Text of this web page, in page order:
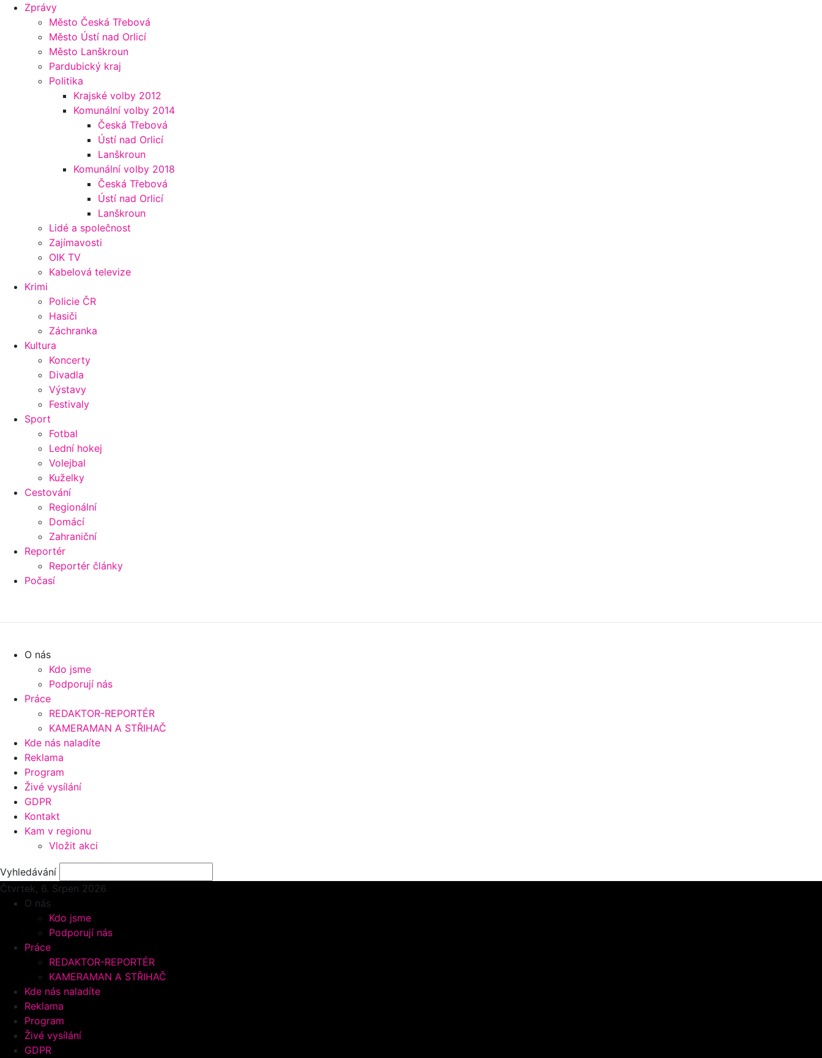
Zprávy
Město Česká Třebová
Město Ústí nad Orlicí
Město Lanškroun
Pardubický kraj
Politika
Krajské volby 2012
Komunální volby 2014
Česká Třebová
Ústí nad Orlicí
Lanškroun
Komunální volby 2018
Česká Třebová
Ústí nad Orlicí
Lanškroun
Lidé a společnost
Zajímavosti
OIK TV
Kabelová televize
Krimi
Policie ČR
Hasiči
Záchranka
Kultura
Koncerty
Divadla
Výstavy
Festivaly
Sport
Fotbal
Lední hokej
Volejbal
Kuželky
Cestování
Regionální
Domácí
Zahraniční
Reportér
Reportér články
Počasí
O nás
Kdo jsme
Podporují nás
Práce
REDAKTOR-REPORTÉR
KAMERAMAN A STŘIHAČ
Kde nás naladíte
Reklama
Program
Živé vysílání
GDPR
Kontakt
Kam v regionu
Vložit akci
Vyhledávání
Čtvrtek, 6. Srpen 2026
O nás
Kdo jsme
Podporují nás
Práce
REDAKTOR-REPORTÉR
KAMERAMAN A STŘIHAČ
Kde nás naladíte
Reklama
Program
Živé vysílání
GDPR